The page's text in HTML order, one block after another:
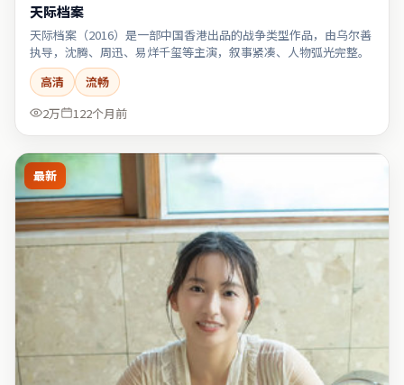
天际档案
天际档案（2016）是一部中国香港出品的战争类型作品，由乌尔善
执导，沈腾、周迅、易烊千玺等主演，叙事紧凑、人物弧光完整。
高清
流畅
2万
122个月前
最新